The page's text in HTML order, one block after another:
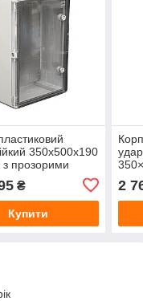
350x500x190
прозорими
електрощит
герметичний
₴
Купити
2